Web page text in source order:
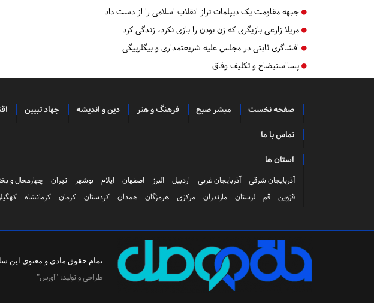
جبهه مقاومت یک دیپلمات تراز انقلاب اسلامی را از دست داد
مریلا زارعی بازیگری که زن بودن را بازی نکرد، زندگی کرد
افشاگری ثابتی در مجلس علیه شریعتمداری و بیگلربیگی
پسااستيضاح و تكليف وفاق
صفحه نخست مبشر صبح فرهنگ و هنر دین و اندیشه جهاد تبیین
تماس با ما
استان ها
آذربایجان شرقی آذربایجان غربی اردبیل البرز اصفهان ایلام بوشهر تهران چهارمحال و
قزوین
قم لرستان مازندران مرکزی هرمزگان همدان کردستان کرمان کرمانشاه
تمام حقوق مادی و معنوی این
طراحی و تولید: "اورس"